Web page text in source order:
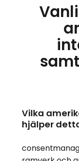
Vilka
hjälper